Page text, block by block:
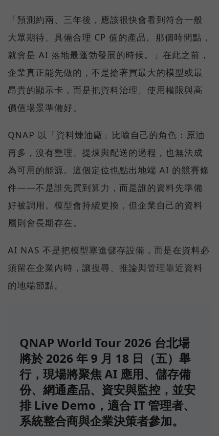
「預測約兩、三年後，應該很快會看到符合一般
大眾期待、具備合理 CP 值的產品。那個時間點，
就會是 AI 落地最蓬勃發展的時候。」在此之前，
企業真正能先做的，不是搶著買最大的模型或最
昂貴的顯示卡，而是把資料治理、使用權限與高
價值場景準備好。
QNAP 以「資料煉油廠」比喻自己的角色：原油
再多，沒有整理、提煉與配送的過程，也無法成
為可用的能源。這個定位也點出地端 AI 的競賽條
件——不是誰先買到算力，而是誰的資料先準備
好被調用。模型會持續更換，但企業自己的資料
層則會長期存在。
AI NAS 不是把模型塞進儲存設備，而是在資料必
須留在企業內時，讓搜尋、推論與管理靠近資料
的地端節點。
QNAP World Tour 2026 台北場
將於 2026 年 9 月 18 日（五）舉
行，現場將聚焦 AI 應用、儲存備
份、網通產品、資安與監控，並安
排 Live Demo，適合 IT 管理者、
系統整合商與企業決策者參加。